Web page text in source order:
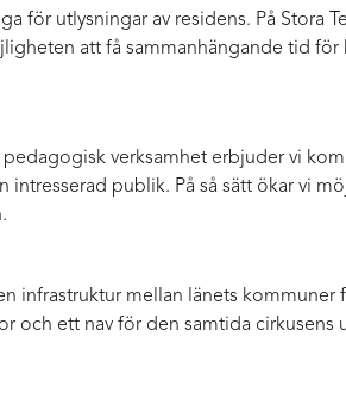
för utlysningar av residens. På Stora
att få sammanhängande tid
verksamhet erbjuder vi
intresserad publik. På så sätt ökar vi
infrastruktur mellan länets kommuner
och ett nav för den samtida cirkusens